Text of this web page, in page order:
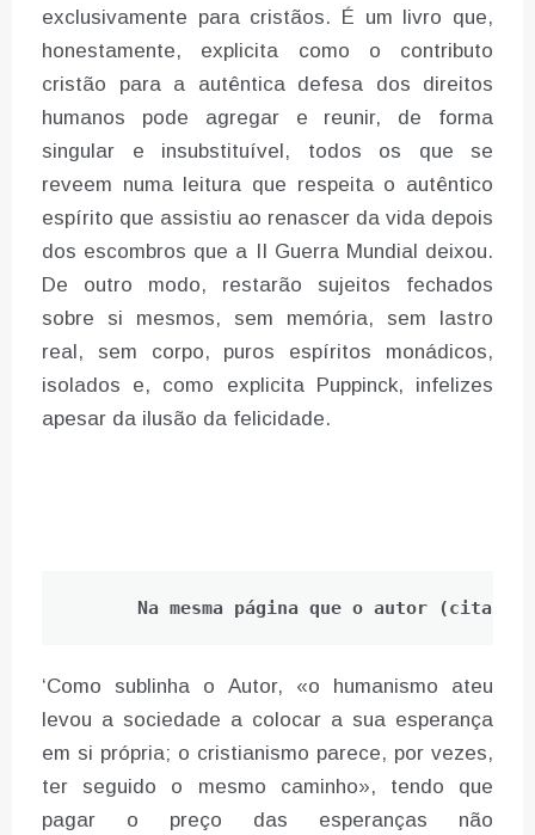
exclusivamente para cristãos. É um livro que,
honestamente, explicita como o contributo
cristão para a autêntica defesa dos direitos
humanos pode agregar e reunir, de forma
singular e insubstituível, todos os que se
reveem numa leitura que respeita o autêntico
espírito que assistiu ao renascer da vida depois
dos escombros que a II Guerra Mundial deixou.
De outro modo, restarão sujeitos fechados
sobre si mesmos, sem memória, sem lastro
real, sem corpo, puros espíritos monádicos,
isolados e, como explicita Puppinck, infelizes
apesar da ilusão da felicidade.
Na mesma página que o autor
‘Como sublinha o Autor, «o humanismo ateu
levou a sociedade a colocar a sua esperança
em si própria; o cristianismo parece, por vezes,
ter seguido o mesmo caminho», tendo que
pagar o preço das esperanças não